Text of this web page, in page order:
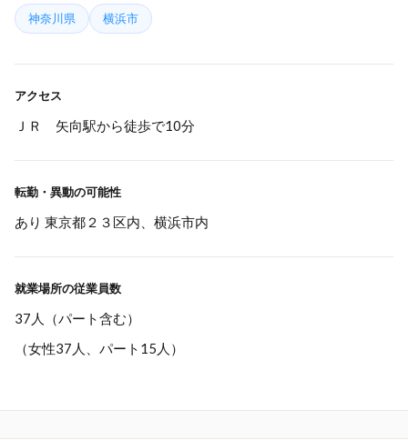
神奈川県 横浜市
アクセス
ＪＲ 矢向駅から徒歩で10分
転勤・異動の可能性
あり 東京都２３区内、横浜市内
就業場所の従業員数
37人（パート含む）
（女性37人、パート15人）